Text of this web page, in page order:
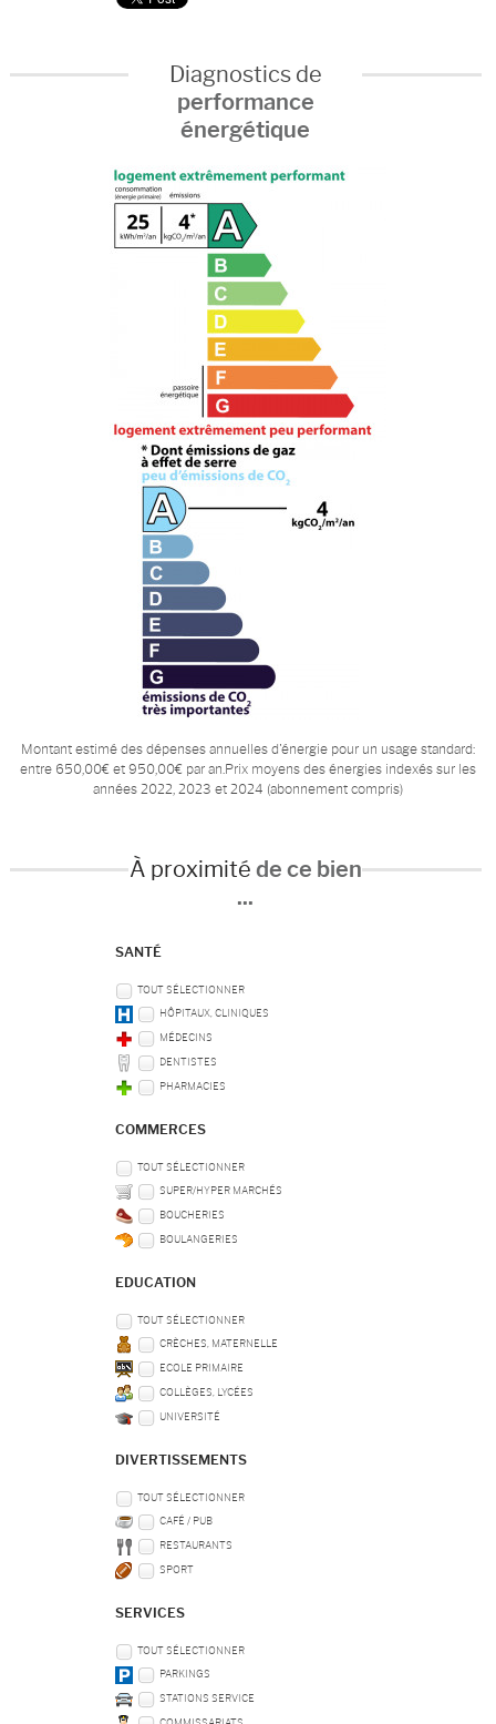
Diagnostics de
performance
énergétique
Montant estimé des dépenses annuelles d'énergie pour un usage standard:
entre 650,00€ et 950,00€ par an.Prix moyens des énergies indexés sur les
années 2022, 2023 et 2024 (abonnement compris)
À proximité de ce bien
...
SANTÉ
TOUT SÉLECTIONNER
HÔPITAUX, CLINIQUES
MÉDECINS
DENTISTES
PHARMACIES
COMMERCES
TOUT SÉLECTIONNER
SUPER/HYPER MARCHÉS
BOUCHERIES
BOULANGERIES
EDUCATION
TOUT SÉLECTIONNER
CRÈCHES, MATERNELLE
ECOLE PRIMAIRE
COLLÈGES, LYCÉES
UNIVERSITÉ
DIVERTISSEMENTS
TOUT SÉLECTIONNER
CAFÉ / PUB
RESTAURANTS
SPORT
SERVICES
TOUT SÉLECTIONNER
PARKINGS
STATIONS SERVICE